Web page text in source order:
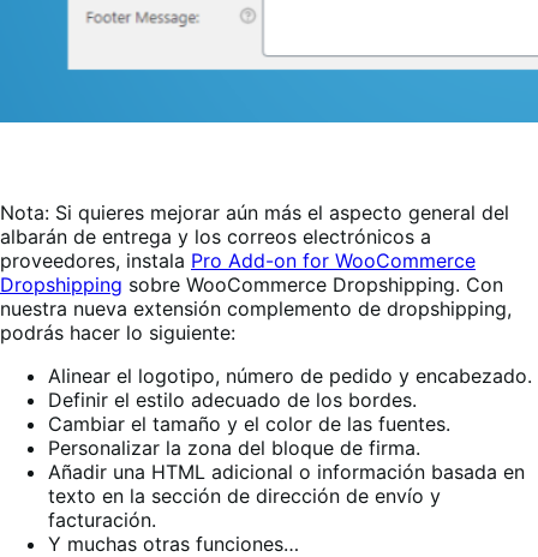
Nota: Si quieres mejorar aún más el aspecto general del
albarán de entrega y los correos electrónicos a
proveedores, instala Pro Add-on for WooCommerce
Dropshipping sobre WooCommerce Dropshipping. Con
nuestra nueva extensión complemento de dropshipping,
podrás hacer lo siguiente:
Alinear el logotipo, número de pedido y encabezado.
Definir el estilo adecuado de los bordes.
Cambiar el tamaño y el color de las fuentes.
Personalizar la zona del bloque de firma.
Añadir una HTML adicional o información basada en
texto en la sección de dirección de envío y
facturación.
Y muchas otras funciones…